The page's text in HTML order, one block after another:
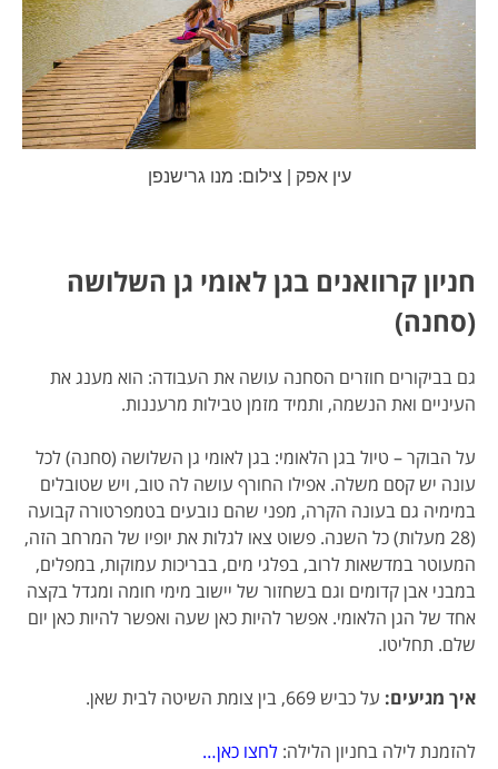
עין אפק | צילום: מנו גרישנפן
חניון קרוואנים בגן לאומי גן השלושה
(סחנה)
גם בביקורים חוזרים הסחנה עושה את העבודה: הוא מענג את
העיניים ואת הנשמה, ותמיד מזמן טבילות מרעננות.
על הבוקר – טיול בגן הלאומי: בגן לאומי גן השלושה (סחנה) לכל
עונה יש קסם משלה. אפילו החורף עושה לה טוב, ויש שטובלים
במימיה גם בעונה הקרה, מפני שהם נובעים בטמפרטורה קבועה
(28 מעלות) כל השנה. פשוט צאו לגלות את יופיו של המרחב הזה,
המעוטר במדשאות לרוב, בפלגי מים, בבריכות עמוקות, במפלים,
במבני אבן קדומים וגם בשחזור של יישוב מימי חומה ומגדל בקצה
אחד של הגן הלאומי. אפשר להיות כאן שעה ואפשר להיות כאן יום
שלם. תחליטו.
איך מגיעים: על כביש 669, בין צומת השיטה לבית שאן.
להזמנת לילה בחניון הלילה: לחצו כאן…